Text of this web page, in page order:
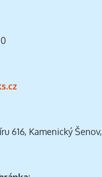
616, Kamenický Šenov,